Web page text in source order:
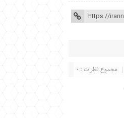
مجموع نظرات : 0